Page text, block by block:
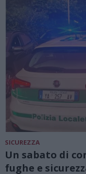
SICUREZZA
Un sabato di
fughe e